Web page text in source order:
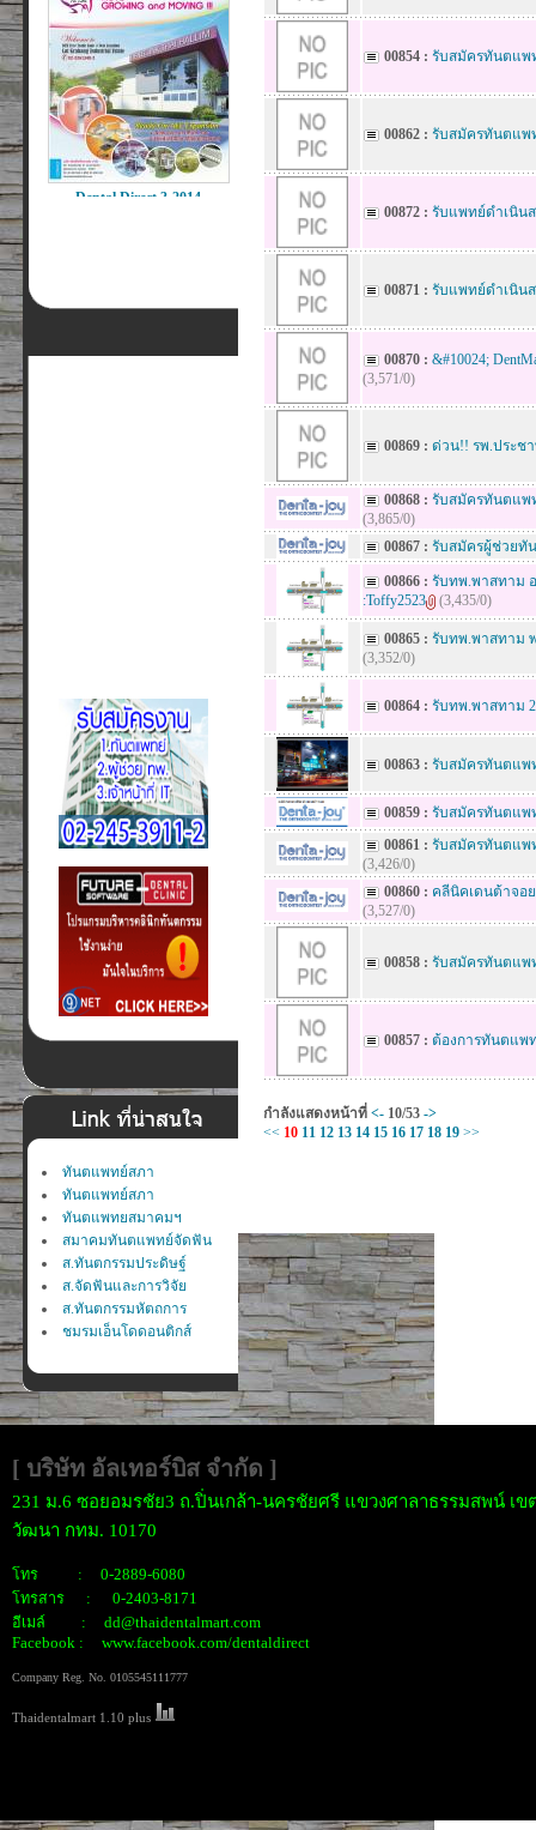
ทันตแพทย์สภา
ทันตแพทย์สภา
ทันตแพทยสมาคมฯ
สมาคมทันตแพทย์จัดฟัน
ส.ทันตกรรมประดิษฐ์
ส.จัดฟันและการวิจัย
ส.ทันตกรรมหัตถการ
ชมรมเอ็นโดดอนติกส์
00854 : รับสมัครทันตแพ
00862 : รับสมัครทันตแพ
00872 : รับแพทย์ดำเนิน
00871 : รับแพทย์ดำเนิน
00870 : &#10024;
(3,571/0)
00869 : ด่วน!! รพ.ประช
00868 : รับสมัครทันตแพท
(3,865/0)
00867 : รับสมัครผู้ช่วยทั
00866 : รับทพ.พาสทาม อ
:Toffy2523
(3,435/0)
00865 : รับทพ.พาสทาม พ
(3,352/0)
00864 : รับทพ.พาสทาม
00863 : รับสมัครทันตแพ
00859 : รับสมัครทันตแพ
00861 : รับสมัครทันตแพ
(3,426/0)
00860 : คลีนิคเดนต้าจอ
(3,527/0)
00858 : รับสมัครทันตแพท
00857 : ต้องการทันตแพ
กำลังแสดงหน้าที่ <- 10/53 ->
<< 10 11 12 13 14 15 16 17 18 19 >>
[ บริษัท อัลเทอร์บิส จำกัด ]
231 ม.6 ซอยอมรชัย3 ถ.ปิ่นเกล้า-นครชัยศรี แขวงศาลาธรรมสพน์ เข
วัฒนา กทม. 10170
โทร : 0-2889-6080
โทรสาร : 0-2403-8171
อีเมล์ : dd@thaidentalmart.com
Facebook : www.facebook.com/dentaldirect
Company Reg. No. 0105545111777
Thaidentalmart 1.10 plus